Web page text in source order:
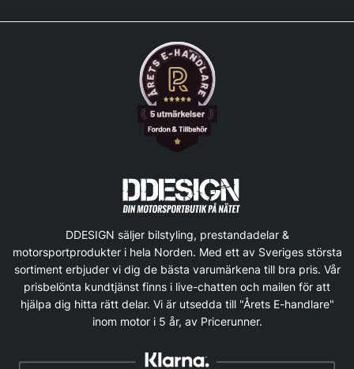
DDESIGN säljer bilstyling, prestandadelar &
motorsportprodukter i hela Norden. Med ett av Sveriges största
sortiment erbjuder vi dig de bästa varumärkena till bra pris. Vår
prisbelönta kundtjänst finns i live-chatten och mailen för att
hjälpa dig hitta rätt delar. Vi är utsedda till "Årets E-handlare"
inom motor i 5 år, av Pricerunner.